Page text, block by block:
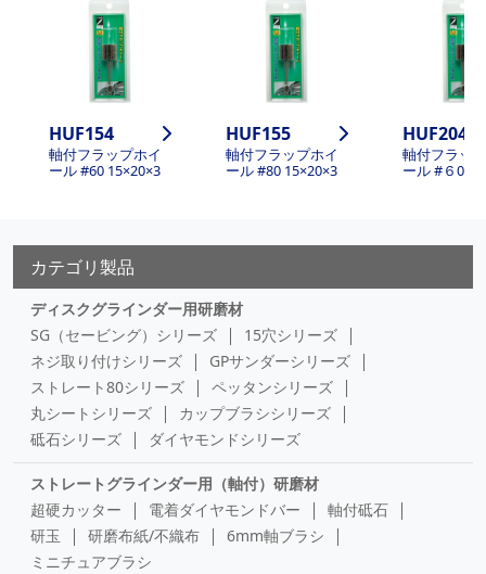
HUF154
軸付フラップホイ
ール #60 15×20×3
HUF155
軸付フラップホイ
ール #80 15×20×3
HUF204
軸付フラッ
ール #６0
カテゴリ製品
ディスクグラインダー用研磨材
SG（セービング）シリーズ
15穴シリーズ
ネジ取り付けシリーズ
GPサンダーシリーズ
ストレート80シリーズ
ペッタンシリーズ
丸シートシリーズ
カップブラシシリーズ
砥石シリーズ
ダイヤモンドシリーズ
ストレートグラインダー用（軸付）研磨材
超硬カッター
電着ダイヤモンドバー
軸付砥石
研玉
研磨布紙/不織布
6mm軸ブラシ
ミニチュアブラシ